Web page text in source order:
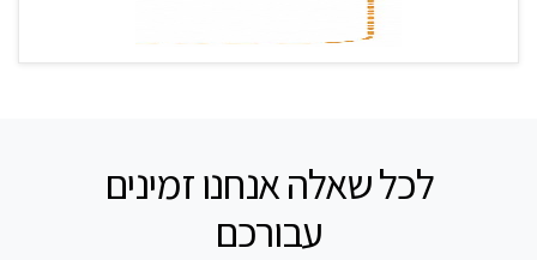
לכל שאלה אנחנו זמינים
עבורכם